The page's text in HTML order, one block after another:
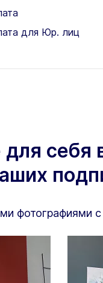
для Юр. лиц
для
фотографиями